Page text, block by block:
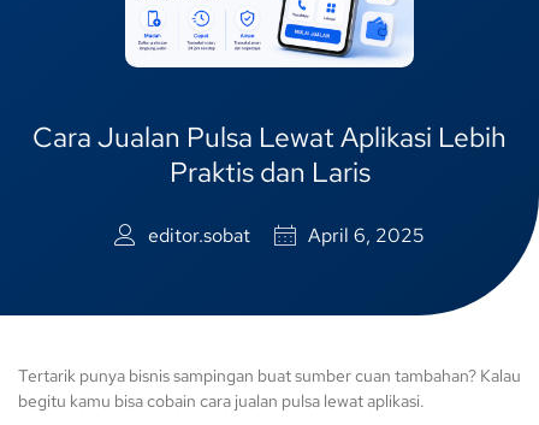
Cara Jualan Pulsa Lewat Aplikasi Lebih
Praktis dan Laris
editor.sobat April 6, 2025
Tertarik punya bisnis sampingan buat sumber cuan tambahan? Kalau
begitu kamu bisa cobain cara jualan pulsa lewat aplikasi.